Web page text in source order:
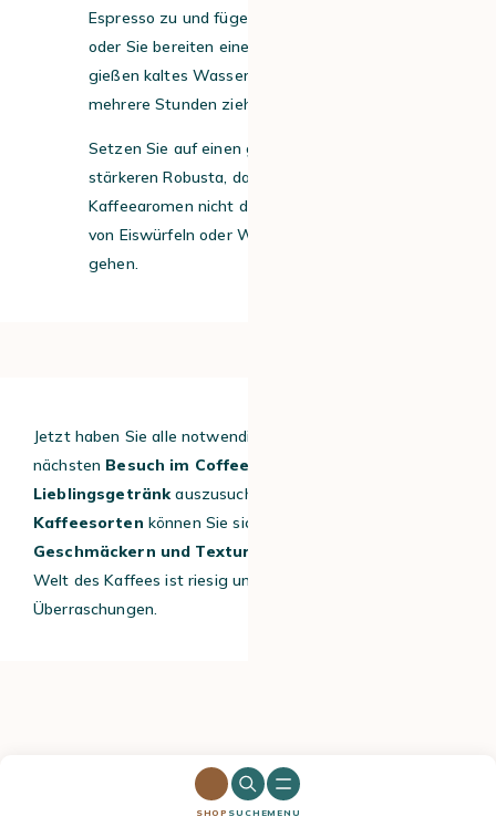
SHOP SUCHEMENU
Espresso zu und fügen Eiswürfel hinzu,
oder Sie bereiten einen Espresso zu,
gießen kaltes Wasser auf und lassen ihn
mehrere Stunden ziehen.
Setzen Sie auf einen geschmacklich
stärkeren Robusta, damit die
Kaffeearomen nicht durch das Hinzufügen
von Eiswürfeln oder Wasser verloren
gehen.
Jetzt haben Sie alle notwendigen Informationen, um beim
nächsten Besuch im Coffeeshop
Lieblingsgetränkauszusuchen. Mit den verschiedenen
Kaffeesorten können Sie sich von einer
Geschmäckern und Texturen
Welt des Kaffees ist riesig und steckt voller
Überraschungen.
Entdecken Sie unsere anderen Rezepte und